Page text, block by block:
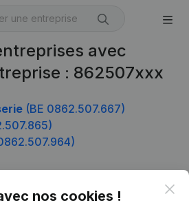
avec
: 862507xxx
(BE 0862.507.667)
nos cookies !
Produit